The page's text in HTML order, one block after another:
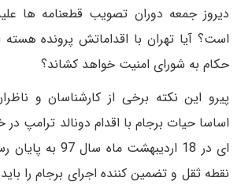
دیروز جمعه دوران تصویب قطعنامه ها
است؟ آیا تهران با اقداماتش پرونده
حکام به شورای امنیت خواهد کشاند؟
پیرو این نکته برخی از کارشناسان و
اساسا حیات برجام با اقدام دونالد ترامپ
ای در 18 اردیبهشت
نقطه ثقل و تضمین کننده اجرای برجام را